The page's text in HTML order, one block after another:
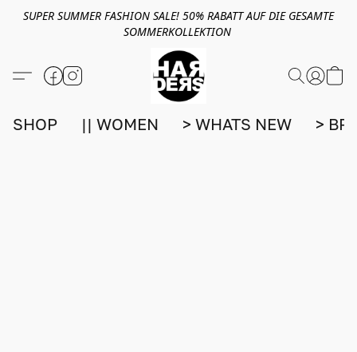
SUPER SUMMER FASHION SALE! 50% RABATT AUF DIE GESAMTE
SOMMERKOLLEKTION
SHOP || WOMEN > WHATS NEW >